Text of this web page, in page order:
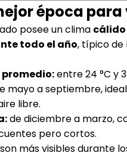
época
posee un clima cálido
todo el año, típico de
entre 24 °C y
mayo a septiembre,
libre.
de diciembre a marzo,
pero cortos.
más visibles durante